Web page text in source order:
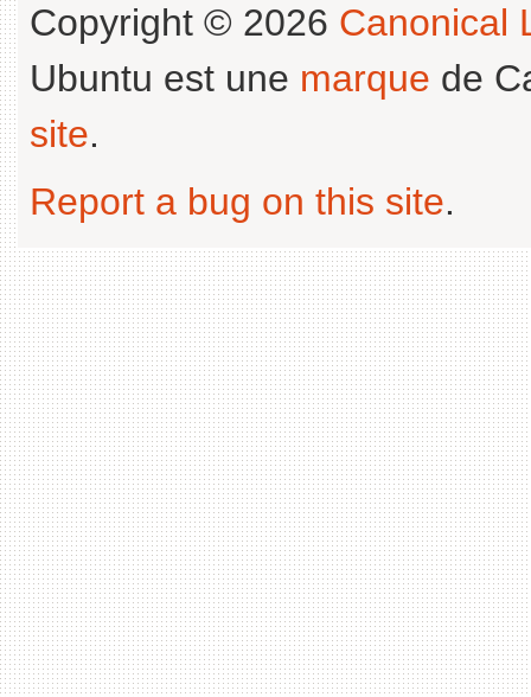
Copyright © 2026 Canonical
Ubuntu est une marque de
site.
Report a bug on this site.